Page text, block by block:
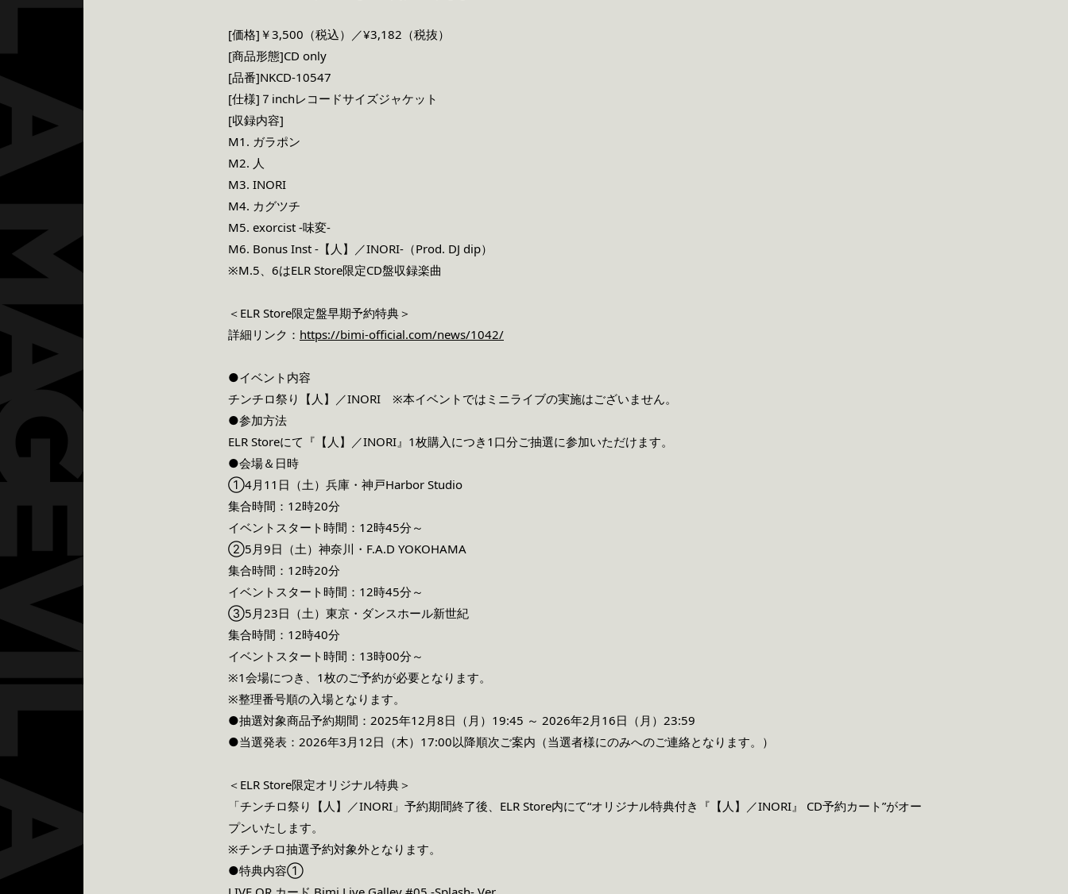
[価格]￥3,500（税込）／¥3,182（税抜）
[商品形態]CD only
[品番]NKCD-10547
[仕様]７inchレコードサイズジャケット
[収録内容]
M1. ガラポン
M2. 人
M3. INORI
M4. カグツチ
M5. exorcist -味変-
M6. Bonus Inst -【人】／INORI-（Prod. DJ dip）
※M.5、6はELR Store限定CD盤収録楽曲
＜ELR Store限定盤早期予約特典＞
詳細リンク： https://bimi-official.com/news/1042/
●イベント内容
チンチロ祭り【人】／INORI ※本イベントではミニライブの実施はございません。
●参加方法
ELR Storeにて『【人】／INORI』1枚購入につき1口分ご抽選に参加いただけます。
●会場＆日時
①4月11日（土）兵庫・神戸Harbor Studio
集合時間：12時20分
イベントスタート時間：12時45分～
②5月9日（土）神奈川・F.A.D YOKOHAMA
集合時間：12時20分
イベントスタート時間：12時45分～
③5月23日（土）東京・ダンスホール新世紀
集合時間：12時40分
イベントスタート時間：13時00分～
※1会場につき、1枚のご予約が必要となります。
※整理番号順の入場となります。
●抽選対象商品予約期間：2025年12月8日（月）19:45 ～ 2026年2月16日（月）23:59
●当選発表：2026年3月12日（木）17:00以降順次ご案内（当選者様にのみへのご連絡となります。）
＜ELR Store限定オリジナル特典＞
「チンチロ祭り【人】／INORI」予約期間終了後、ELR Store内にて“オリジナル特典付き『【人】／INORI』 CD予約カート”がオー
プンいたします。
※チンチロ抽選予約対象外となります。
●特典内容①